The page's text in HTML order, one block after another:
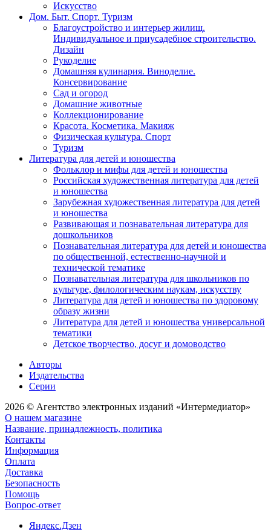
Искусство
Дом. Быт. Спорт. Туризм
Благоустройство и интерьер жилищ.
Индивидуальное и приусадебное строительство.
Дизайн
Рукоделие
Домашняя кулинария. Виноделие.
Консервирование
Сад и огород
Домашние животные
Коллекционирование
Красота. Косметика. Макияж
Физическая культура. Спорт
Туризм
Литература для детей и юношества
Фольклор и мифы для детей и юношества
Российская художественная литература для детей
и юношества
Зарубежная художественная литература для детей
и юношества
Развивающая и познавательная литература для
дошкольников
Познавательная литература для детей и юношества
по общественной, естественно-научной и
технической тематике
Познавательная литература для школьников по
культуре, филологическим наукам, искусству
Литература для детей и юношества по здоровому
образу жизни
Литература для детей и юношества универсальной
тематики
Детское творчество, досуг и домоводство
Авторы
Издательства
Серии
2026 © Агентство электронных изданий «Интермедиатор»
О нашем магазине
Название, принадлежность, политика
Контакты
Информация
Оплата
Доставка
Безопасность
Помощь
Вопрос-ответ
Яндекс.Дзен